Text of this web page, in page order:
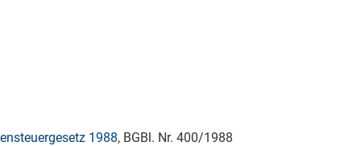
1988, BGBl. Nr. 400/1988